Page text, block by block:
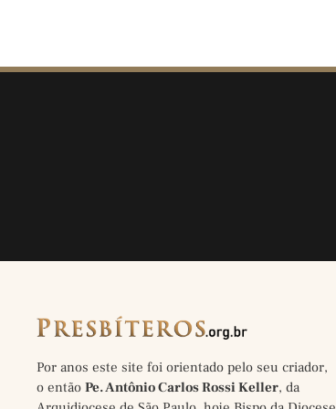
Por anos este site foi orientado pelo seu criador,
o então Pe. Antônio Carlos Rossi Keller, da